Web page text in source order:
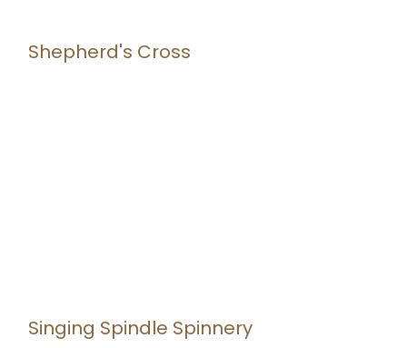
Shepherd's Cross
Singing Spindle Spinnery